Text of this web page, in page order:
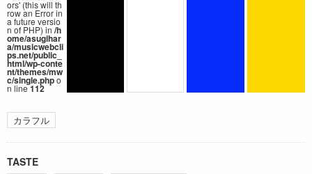
ors' (this will th
row an Error in
a future versio
n of PHP) in /h
ome/asugihar
a/musicwebcli
ps.net/public_
html/wp-conte
nt/themes/mw
c/single.phpo
n line112
カラフル
TASTE